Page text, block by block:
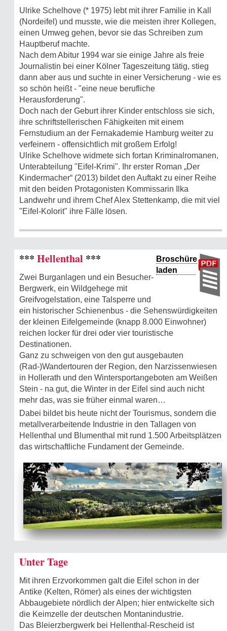
Ulrike Schelhove (* 1975) lebt mit ihrer Familie in Kall
(Nordeifel) und musste, wie die meisten ihrer Kollegen,
einen Umweg gehen, bevor sie das Schreiben zum
Hauptberuf machte.
Nach dem Abitur 1994 war sie einige Jahre als freie
Journalistin bei einer Kölner Tageszeitung tätig, stieg
dann aber aus und suchte in einer Versicherung - wie es
so schön heißt - "eine neue berufliche
Herausforderung".
Doch nach der Geburt ihrer Kinder entschloss sie sich,
ihre schriftstellerischen Fähigkeiten mit einem
Fernstudium an der Fernakademie Hamburg weiter zu
verfeinern - offensichtlich mit großem Erfolg!
Ulrike Schelhove widmete sich fortan Kriminalromanen,
Unterabteilung "Eifel-Krimi". Ihr erster Roman „Der
Kindermacher“ (2013) bildet den Auftakt zu einer Reihe
mit den beiden Protagonisten Kommissarin Ilka
Landwehr und ihrem Chef Alex Stettenkamp, die mit viel
"Eifel-Kolorit" ihre Fälle lösen.
Broschüre
laden
*** Hellenthal ***
Zwei Burganlagen und ein Besucher-
Bergwerk, ein Wildgehege mit
Greifvogelstation, eine Talsperre und
ein historischer Schienenbus - die Sehenswürdigkeiten
der kleinen Eifelgemeinde (knapp 8.000 Einwohner)
reichen locker für drei oder vier touristische
Destinationen.
Ganz zu schweigen von den gut ausgebauten
(Rad-)Wandertouren der Region, den Narzissenwiesen
in Hollerath und den Wintersportangeboten am Weißen
Stein - na gut, die Winter in der Eifel sind auch nicht
mehr das, was sie früher einmal waren…
Dabei bildet bis heute nicht der Tourismus, sondern die
metallverarbeitende Industrie in den Tallagen von
Hellenthal und Blumenthal mit rund 1.500 Arbeitsplätzen
das wirtschaftliche Fundament der Gemeinde.
Unter Tage
Mit ihren Erzvorkommen galt die Eifel schon in der
Antike (Kelten, Römer) als eines der wichtigsten
Abbaugebiete nördlich der Alpen; hier entwickelte sich
die Keimzelle der deutschen Montanindustrie.
Das Bleierzbergwerk bei Hellenthal-Rescheid ist